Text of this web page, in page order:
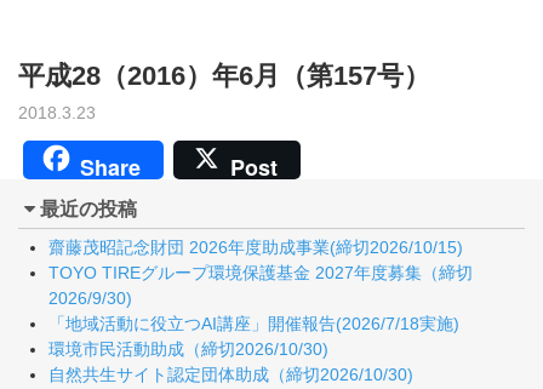
平成28（2016）年6月（第157号）
2018.3.23
Share Post
最近の投稿
齋藤茂昭記念財団 2026年度助成事業(締切2026/10/15)
TOYO TIREグループ環境保護基金 2027年度募集（締切
2026/9/30)
「地域活動に役立つAI講座」開催報告(2026/7/18実施)
環境市民活動助成（締切2026/10/30)
自然共生サイト認定団体助成（締切2026/10/30)